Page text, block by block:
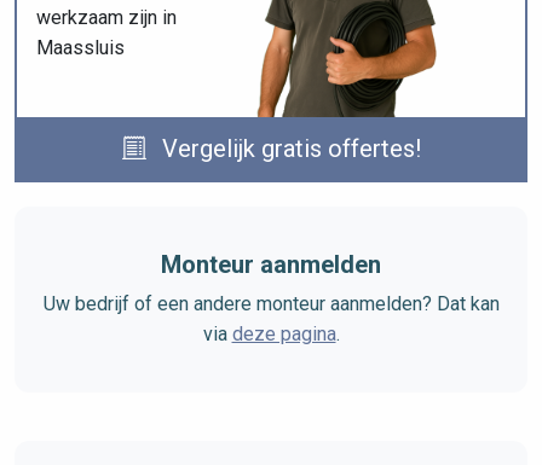
werkzaam zijn in
Maassluis
Vergelijk gratis offertes!
Monteur aanmelden
Uw bedrijf of een andere monteur aanmelden? Dat kan
via deze pagina.